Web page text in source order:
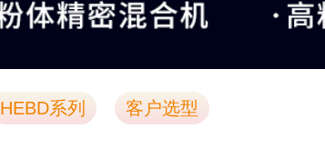
HEBD系列 客户选型